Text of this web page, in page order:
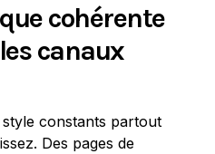
cohérente
canaux
constants partout
Des pages de